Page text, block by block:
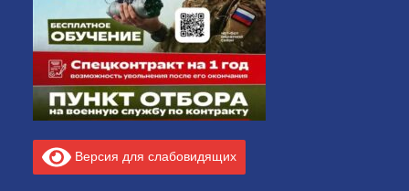
Версия для слабовидящих